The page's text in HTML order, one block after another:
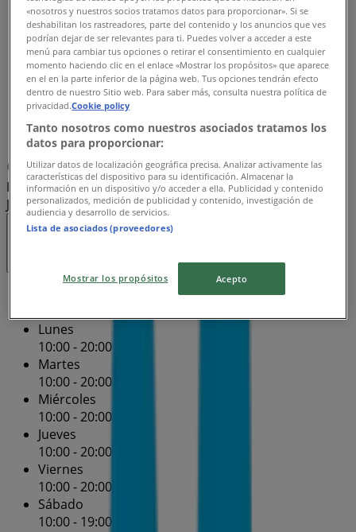
Miércoles
10:00 - 20:00
Jueves
10:00 - 20:00
Viernes
10:00 - 20:00
Sábado
10:00 - 19:00
Mapa
9994241740
MOVISTAR PLAZA DORADA /
PLAZA DORADA // JUNTO A BANAMEX - PLAZA DORADA
JUNTO A BANAMEX
Hasta las 20:00
Lunes
10:00 - 20:00
Martes
10:00 - 20:00
Miércoles
10:00 - 20:00
Jueves
10:00 - 20:00
Viernes
10:00 - 20:00
Sábado
10:00 - 19:00
«nosotros y nuestros socios tratamos datos para proporcionar». Si se
deshabilitan los rastreadores, parte del contenido y los anuncios que ves
podrían dejar de ser relevantes para ti. Puedes volver a acceder a este
menú para cambiar tus opciones o retirar el consentimiento en cualquier
momento haciendo clic en el enlace «Mostrar los propósitos» que aparece
en el en la parte inferior de la página web. Tus opciones tendrán efecto
dentro de nuestro Sitio web. Para saber más, consulta nuestra política de
privacidad.Cookie policy
Tanto nosotros como nuestros asociados tratamos los
datos para proporcionar:
Utilizar datos de localización geográfica precisa. Analizar activamente las
características del dispositivo para su identificación. Almacenar la
información en un dispositivo y/o acceder a ella. Publicidad y contenido
personalizados, medición de publicidad y contenido, investigación de
audiencia y desarrollo de servicios.
Lista de asociados (proveedores)
Mostrar los propósitos Acepto